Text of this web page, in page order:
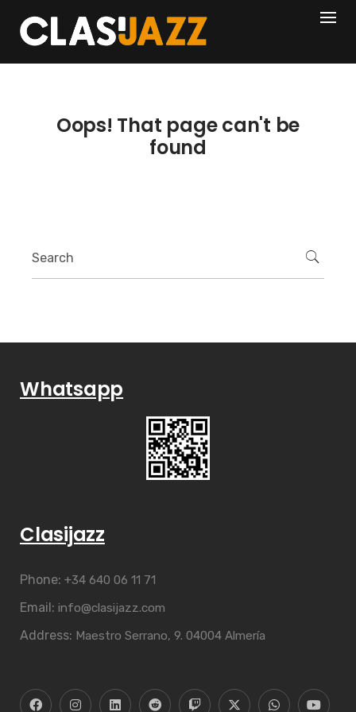
content
404
Oops! That page can't be
found
Whatsapp
Clasijazz
Phone: +34 640 06 11 71
Email: info@clasijazz.com
Address: Maestro Serrano, 9. 04004 Almería